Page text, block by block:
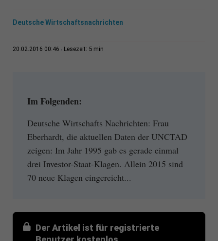
Deutsche Wirtschaftsnachrichten
20.02.2016 00:46 Lesezeit: 5 min
Im Folgenden:
Deutsche Wirtschafts Nachrichten: Frau
Eberhardt, die aktuellen Daten der UNCTAD
zeigen: Im Jahr 1995 gab es gerade einmal
drei Investor-Staat-Klagen. Allein 2015 sind
70 neue Klagen eingereicht...
Der Artikel ist für registrierte